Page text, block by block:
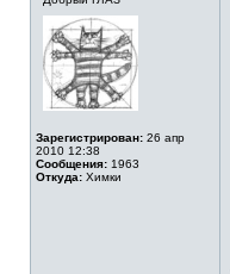
Зарегистрирован: 26 апр
2010 12:38
Сообщения: 1963
Откуда: Химки